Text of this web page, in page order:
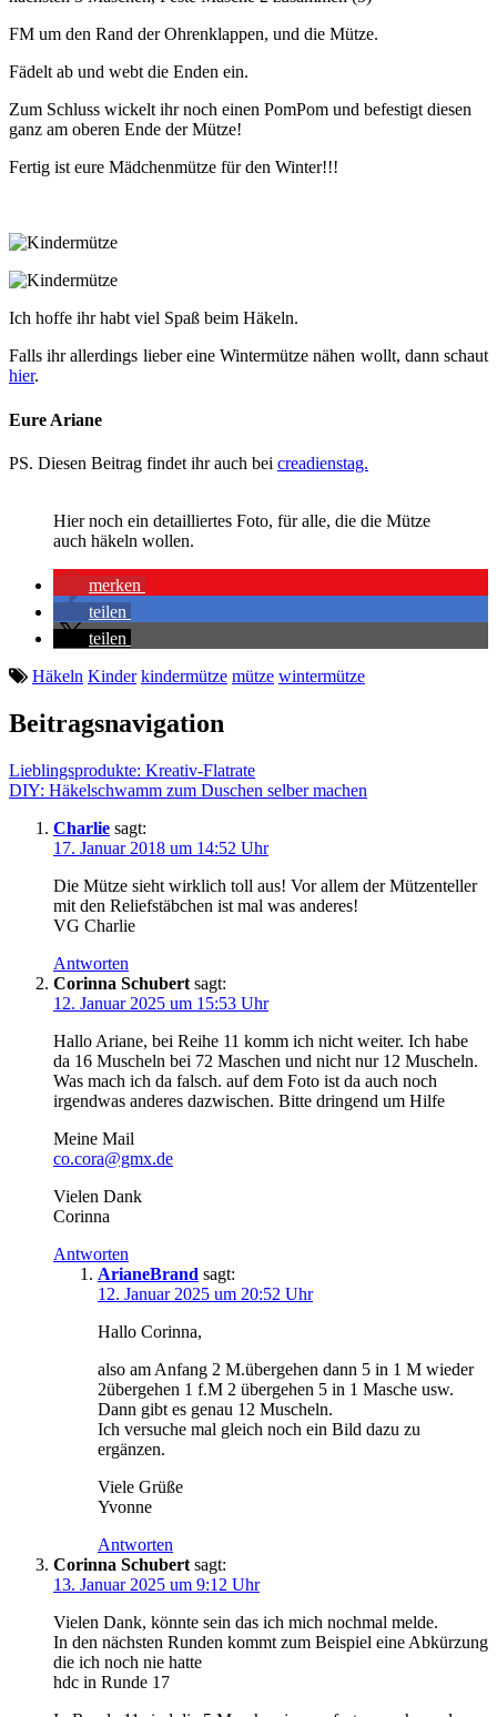
FM um den Rand der Ohrenklappen, und die Mütze.
Fädelt ab und webt die Enden ein.
Zum Schluss wickelt ihr noch einen PomPom und befestigt diesen
ganz am oberen Ende der Mütze!
Fertig ist eure Mädchenmütze für den Winter!!!
Ich hoffe ihr habt viel Spaß beim Häkeln.
Falls ihr allerdings lieber eine Wintermütze nähen wollt, dann schaut
hier.
Eure Ariane
PS. Diesen Beitrag findet ihr auch bei creadienstag.
Hier noch ein detailliertes Foto, für alle, die die Mütze
auch häkeln wollen.
merken
teilen
teilen
Häkeln Kinder kindermütze mütze wintermütze
Beitragsnavigation
Lieblingsprodukte: Kreativ-Flatrate
DIY: Häkelschwamm zum Duschen selber machen
Charlie sagt:
17. Januar 2018 um 14:52 Uhr
Die Mütze sieht wirklich toll aus! Vor allem der Mützenteller
mit den Reliefstäbchen ist mal was anderes!
VG Charlie
Antworten
Corinna Schubert sagt:
12. Januar 2025 um 15:53 Uhr
Hallo Ariane, bei Reihe 11 komm ich nicht weiter. Ich habe
da 16 Muscheln bei 72 Maschen und nicht nur 12 Muscheln.
Was mach ich da falsch. auf dem Foto ist da auch noch
irgendwas anderes dazwischen. Bitte dringend um Hilfe
Meine Mail
co.cora@gmx.de
Vielen Dank
Corinna
Antworten
ArianeBrand sagt:
12. Januar 2025 um 20:52 Uhr
Hallo Corinna,
also am Anfang 2 M.übergehen dann 5 in 1 M wieder
2übergehen 1 f.M 2 übergehen 5 in 1 Masche usw.
Dann gibt es genau 12 Muscheln.
Ich versuche mal gleich noch ein Bild dazu zu
ergänzen.
Viele Grüße
Yvonne
Antworten
Corinna Schubert sagt:
13. Januar 2025 um 9:12 Uhr
Vielen Dank, könnte sein das ich mich nochmal melde.
In den nächsten Runden kommt zum Beispiel eine Abkürzung
die ich noch nie hatte
hdc in Runde 17